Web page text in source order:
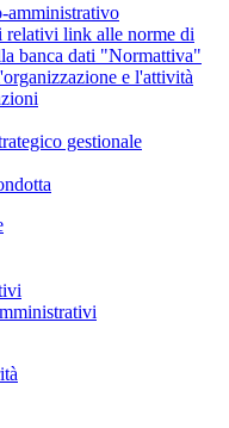
amministrativo
link alle norme di
banca dati "Normattiva"
e l'attività
gestionale